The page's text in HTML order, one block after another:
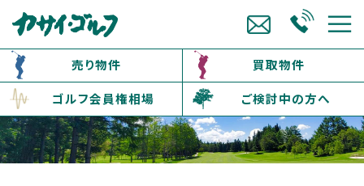
売り物件
買取物件
ゴルフ会員権相場
ご検討中の方へ